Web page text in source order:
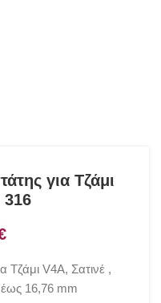
για Τζάμι
316
Τζάμι V4A, Σατινέ ,
16,76 mm